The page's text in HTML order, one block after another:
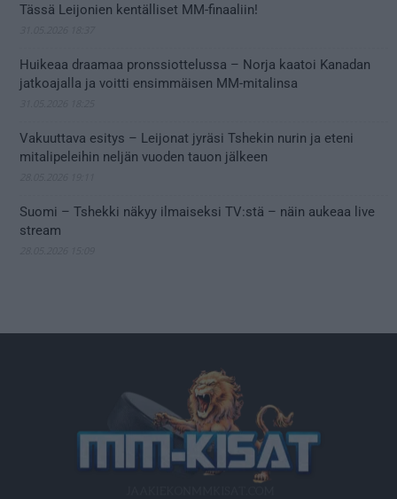
Tässä Leijonien kentälliset MM-finaaliin!
Huikeaa draamaa pronssiottelussa – Norja kaatoi Kanadan
jatkoajalla ja voitti ensimmäisen MM-mitalinsa
Vakuuttava esitys – Leijonat jyräsi Tshekin nurin ja eteni
mitalipeleihin neljän vuoden tauon jälkeen
Suomi – Tshekki näkyy ilmaiseksi TV:stä – näin aukeaa live
stream